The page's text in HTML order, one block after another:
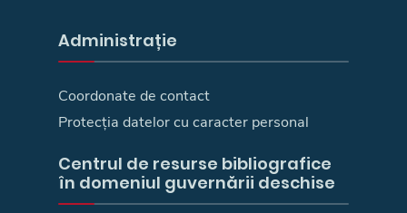
Administrație
Coordonate de contact
Protecția datelor cu caracter personal
Centrul de resurse bibliografice
în domeniul guvernării deschise